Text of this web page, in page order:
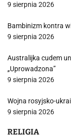
9 sierpnia 2026
Bambinizm kontra
9 sierpnia 2026
Australijka cudem
„Uprowadzona”
9 sierpnia 2026
Wojna rosyjsko-
9 sierpnia 2026
RELIGIA